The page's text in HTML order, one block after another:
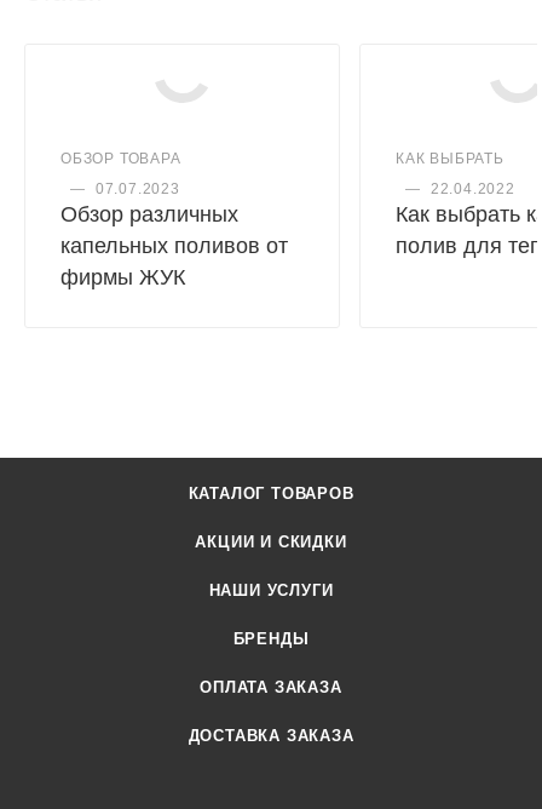
ОБЗОР ТОВАРА
—
07.07.2023
Обзор различных
капельных поливов от
фирмы ЖУК
КАК ВЫБРАТЬ
—
22.04.2022
Как выбрать
полив для
КАТАЛОГ ТОВАРОВ
АКЦИИ И СКИДКИ
НАШИ УСЛУГИ
БРЕНДЫ
ОПЛАТА ЗАКАЗА
ДОСТАВКА ЗАКАЗА